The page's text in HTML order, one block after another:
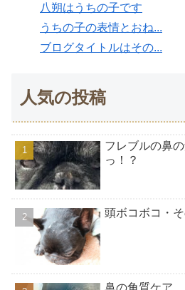
八朔はうちの子です
うちの子の表情とおね...
ブログタイトルはその...
人気の投稿
フレブルの鼻
っ！？
頭ボコボコ・